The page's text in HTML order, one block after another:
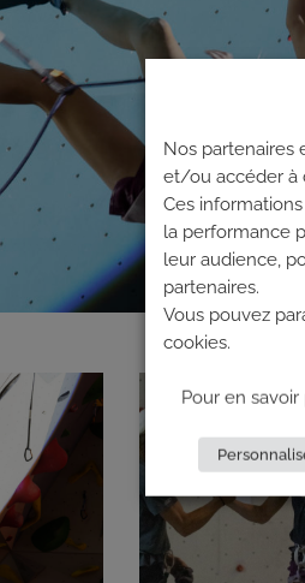
Nos partenaires
et/ou accéder à
Ces
la performance
leur audience,
partenaires.
Vous pouvez
cookies.
Pour en